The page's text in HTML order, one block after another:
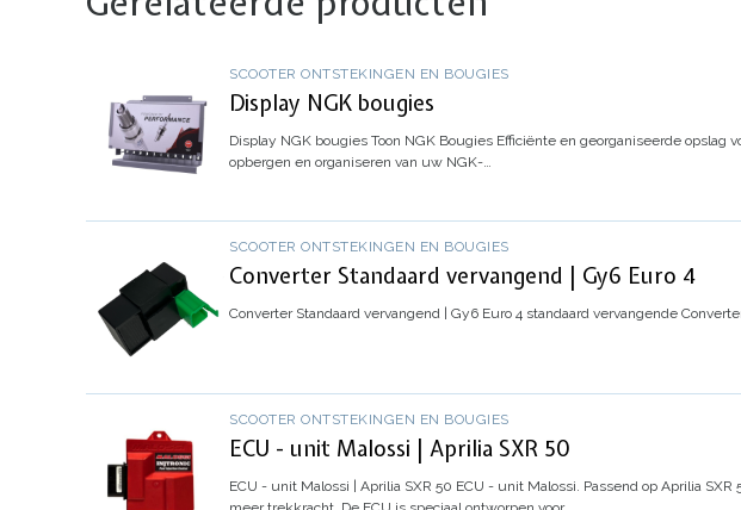
SCOOTER ONTSTEKINGEN EN BOUGIES
Display NGK bougies
Display NGK bougies Toon NGK Bougies Efficiënte en georganiseerde opslag
opbergen en organiseren van uw NGK-…
SCOOTER ONTSTEKINGEN EN BOUGIES
Converter Standaard vervangend | Gy6 Euro 4
Converter Standaard vervangend | Gy6 Euro 4 standaard vervangende
SCOOTER ONTSTEKINGEN EN BOUGIES
ECU - unit Malossi | Aprilia SXR 50
ECU - unit Malossi | Aprilia SXR 50 ECU - unit Malossi. Passend op Aprilia